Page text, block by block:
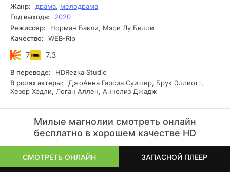
Жанр:
драма, мелодрама
Год выхода:
2020
Режиссер:
Норман Бакли, Мэри Лу Белли
Качество:
WEB-Rip
7 7.3
В переводе:
HDRezka Studio
В ролях актеры:
ДжоАнна Гарсиа Суишер, Брук Эллиотт,
Хезер Хэдли, Логан Аллен, Аннелиз Джадж
Милые магнолии смотреть онлайн
бесплатно в хорошем качестве HD
СМОТРЕТЬ ОНЛАЙН ЗАПАСНОЙ ПЛЕЕР